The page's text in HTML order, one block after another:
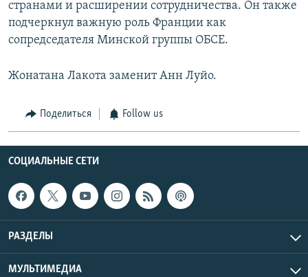
странами и расширении сотрудничества. Он также
подчеркнул важную роль Франции как
сопредседателя Минской группы ОБСЕ.
Жонатана Лакота заменит Анн Луйо.
Поделиться Follow us
СОЦИАЛЬНЫЕ СЕТИ
РАЗДЕЛЫ
МУЛЬТИМЕДИА